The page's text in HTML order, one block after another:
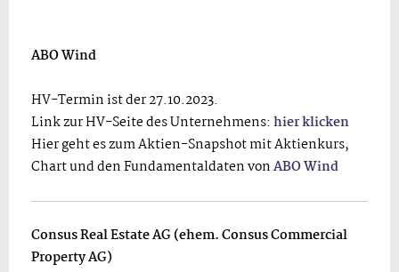
ABO Wind
HV-Termin ist der 27.10.2023.
Link zur HV-Seite des Unternehmens: hier klicken
Hier geht es zum Aktien-Snapshot mit Aktienkurs,
Chart und den Fundamentaldaten vonABO Wind
Consus Real Estate AG (ehem. Consus Commercial
Property AG)